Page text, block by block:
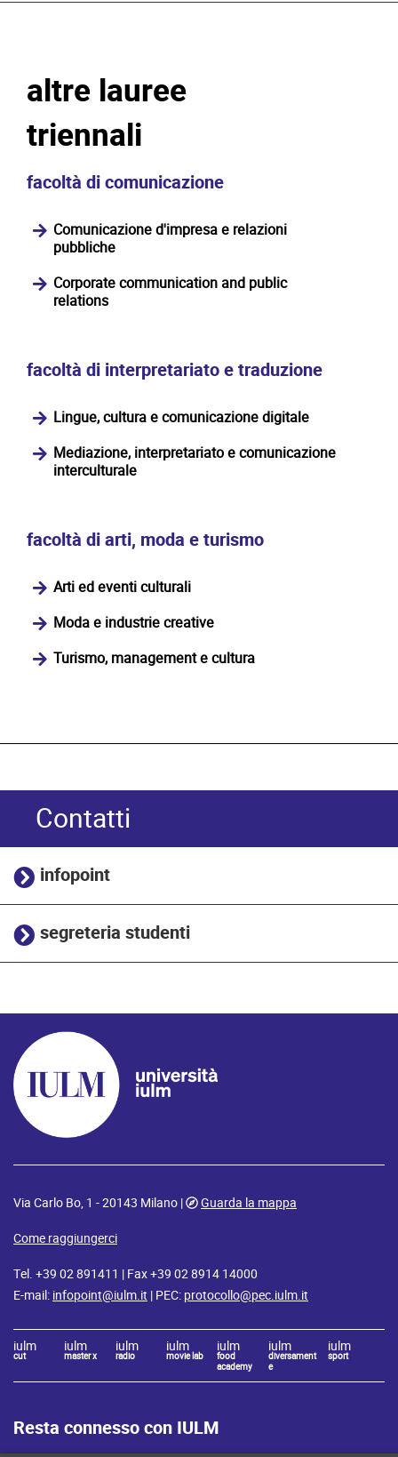
altre lauree
triennali
facoltà di comunicazione
Comunicazione d'impresa e relazioni
pubbliche
Corporate communication and public
relations
facoltà di interpretariato e traduzione
Lingue, cultura e comunicazione digitale
Mediazione, interpretariato e comunicazione
interculturale
facoltà di arti, moda e turismo
Arti ed eventi culturali
Moda e industrie creative
Turismo, management e cultura
Contatti
infopoint
segreteria studenti
Via Carlo Bo, 1 - 20143 Milano |
Guarda la mappa
Come raggiungerci
Tel. +39 02 891411 | Fax +39 02 8914 14000
E-mail: infopoint@iulm.it | PEC: protocollo@pec.iulm.it
iulm
cut
iulm
master x
iulm
radio
iulm
movie lab
iulm
food
academy
iulm
diversament
e
iulm
sport
Resta connesso con IULM